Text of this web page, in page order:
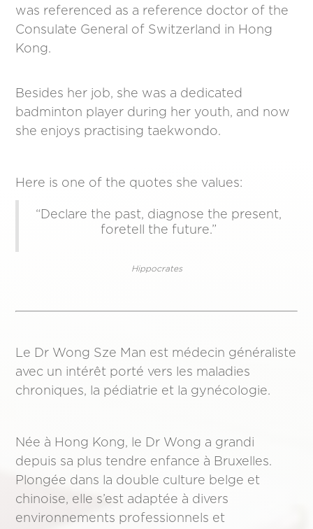
was referenced as a reference doctor of the
Consulate General of Switzerland in Hong
Kong.
Besides her job, she was a dedicated
badminton player during her youth, and now
she enjoys practising taekwondo.
Here is one of the quotes she values:
“Declare the past, diagnose the present,
foretell the future.”
Hippocrates
Le Dr Wong Sze Man est médecin généraliste
avec un intérêt porté vers les maladies
chroniques, la pédiatrie et la gynécologie.
Née à Hong Kong, le Dr Wong a grandi
depuis sa plus tendre enfance à Bruxelles.
Plongée dans la double culture belge et
chinoise, elle s’est adaptée à divers
environnements professionnels et